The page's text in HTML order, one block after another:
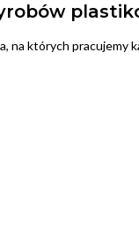
na których pracujemy